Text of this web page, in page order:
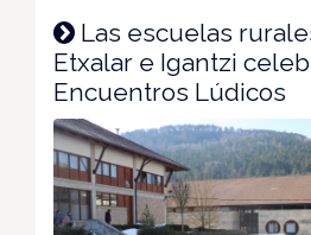
Las escuelas
Etxalar e Igantzi
Encuentros Lúdicos